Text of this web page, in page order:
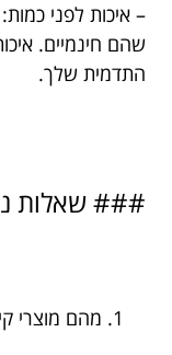
– איכות לפני
שהם חינמיים.
התדמית שלך.
### שאלות
מהם מוצרי